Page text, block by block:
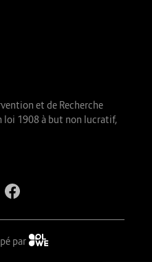
et de Recherche
loi 1908 à but non lucratif,
par